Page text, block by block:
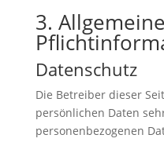
3.
Datenschutz
Die Betreiber dieser
persönlichen Daten
personenbezogenen